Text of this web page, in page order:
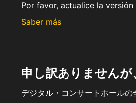
Por favor, actualice la
Saber más
申し訳ありません
デジタル・コンサートホールの